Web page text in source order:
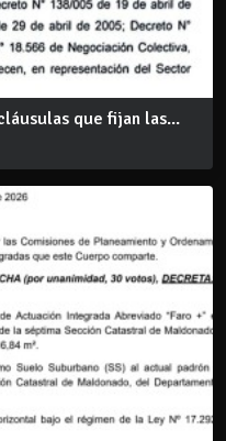
que fijan las...